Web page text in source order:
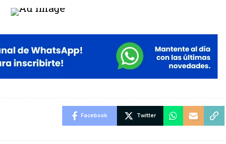
Facebook Twitter